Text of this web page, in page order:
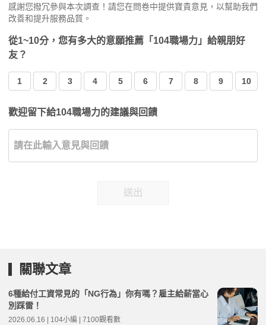
感謝您撥冗參與本次調查！請您在問卷中提供寶貴意見，以幫助我們
改善和提升服務品質。
從1~10分，您有多大的意願推薦「104職場力」給親朋好
友？
1 2 3 4 5 6 7 8 9 10
歡迎留下給104職場力的建議與回饋
送出
關聯文章
6種給付工資常見的「NG行為」你有嗎？雇主給薪當心
別踩雷！
2026.06.16 | 104小編 | 7100觀看數